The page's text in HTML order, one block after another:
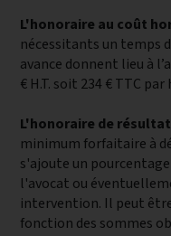
L'honoraire au coût
nécessitants un temps
avance donnent lieu à
€ H.T. soit 234 € TTC par
L'honoraire de
minimum forfaitaire à
s'ajoute un
l'avocat ou
intervention. Il peut
fonction des sommes